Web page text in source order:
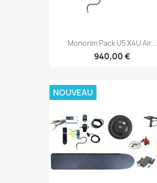
Monorim Pack U5 X4U Air...
940,00 €
NOUVEAU